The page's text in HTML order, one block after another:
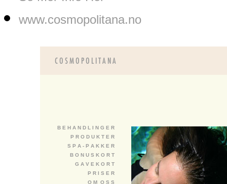
www.cosmopolitana.no
B E H A N D L I N G E R
P R O D U K T E R
S P A - P A K K E R
B O N U S K O R T
G A V E K O R T
P R I S E R
O M O S S